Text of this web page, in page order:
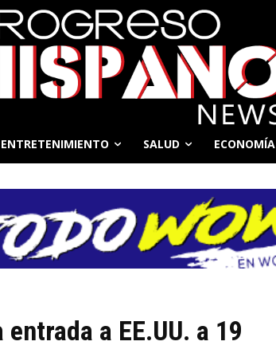
ENTRETENIMIENTO SALUD ECONOMÍA
a EE.UU. a 19